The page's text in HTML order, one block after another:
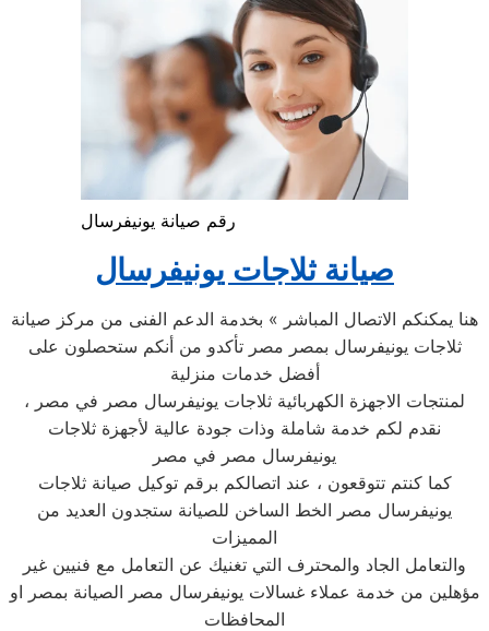
رقم صيانة يونيفرسال
صيانة ثلاجات يونيفرسال
هنا يمكنكم الاتصال المباشر » بخدمة الدعم الفنى من مركز صيانة
ثلاجات يونيفرسال بمصر مصر تأكدو من أنكم ستحصلون على
أفضل خدمات منزلية
لمنتجات الاجهزة الكهربائية ثلاجات يونيفرسال مصر في مصر ،
نقدم لكم خدمة شاملة وذات جودة عالية لأجهزة ثلاجات
يونيفرسال مصر في مصر
كما كنتم تتوقعون ، عند اتصالكم برقم توكيل صيانة ثلاجات
يونيفرسال مصر الخط الساخن للصيانة ستجدون العديد من
المميزات
والتعامل الجاد والمحترف التي تغنيك عن التعامل مع فنيين غير
مؤهلين من خدمة عملاء غسالات يونيفرسال مصر الصيانة بمصر او
المحافظات